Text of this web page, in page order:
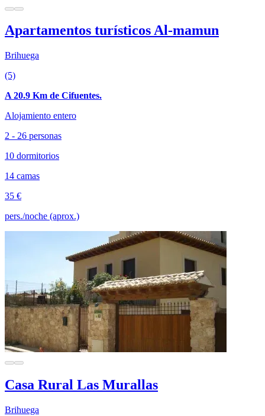
Apartamentos turísticos Al-mamun
Brihuega
(5)
A 20.9 Km de Cifuentes.
Alojamiento entero
2 - 26 personas
10 dormitorios
14 camas
35 €
pers./noche (aprox.)
Casa Rural Las Murallas
Brihuega